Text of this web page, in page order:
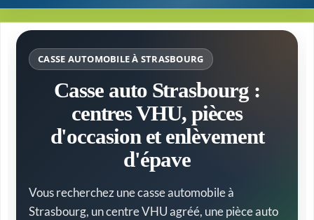
CASSE AUTOMOBILE À STRASBOURG
Casse auto Strasbourg :
centres VHU, pièces
d'occasion et enlèvement
d'épave
Vous recherchez une casse automobile à
Strasbourg, un centre VHU agréé, une pièce auto